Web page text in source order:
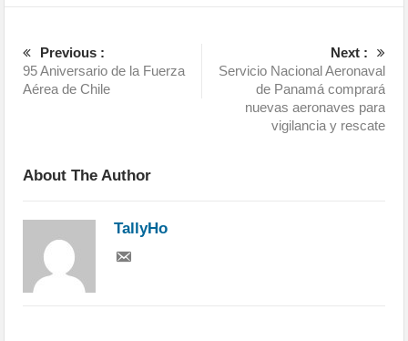
Previous :
95 Aniversario de la Fuerza
Aérea de Chile
Next :
Servicio Nacional Aeronaval
de Panamá comprará
nuevas aeronaves para
vigilancia y rescate
About The Author
TallyHo